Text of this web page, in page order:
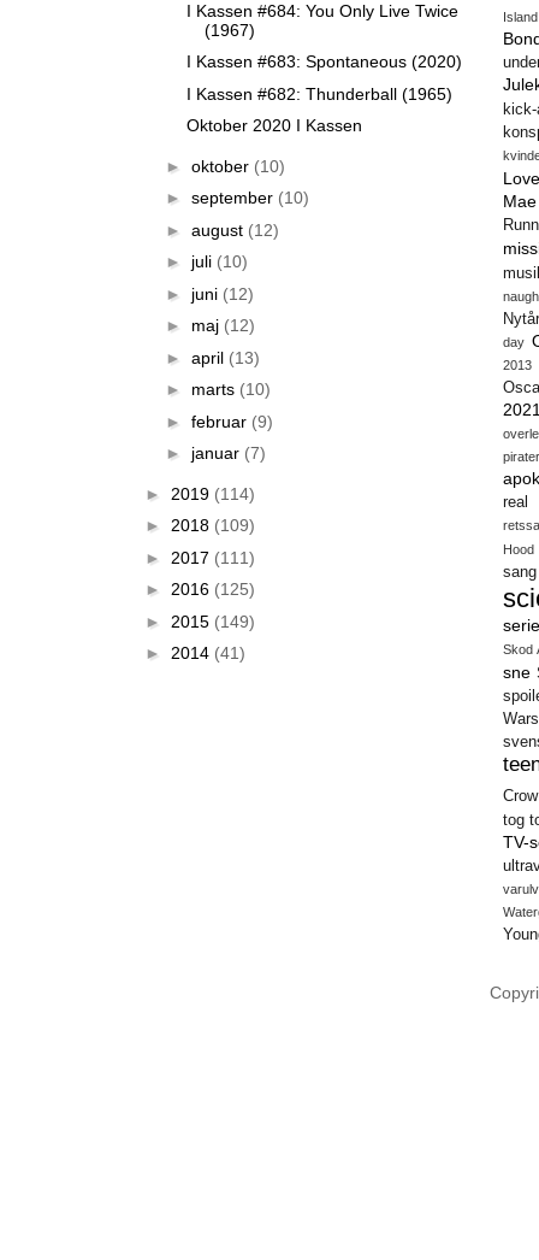
I Kassen #684: You Only Live Twice
(1967)
I Kassen #683: Spontaneous (2020)
I Kassen #682: Thunderball (1965)
Oktober 2020 I Kassen
► oktober (10)
► september (10)
► august (12)
► juli (10)
► juni (12)
► maj (12)
► april (13)
► marts (10)
► februar (9)
► januar (7)
► 2019 (114)
► 2018 (109)
► 2017 (111)
► 2016 (125)
► 2015 (149)
► 2014 (41)
Island
Nytår
day
2013
pirater
real
Hood
Skod
sne
Wars
Crow
tog
TV-
varulv